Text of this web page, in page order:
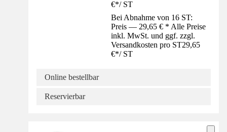
€*/ ST
Bei Abnahme von 16 ST:
Preis — 29,65 € * Alle Preise
inkl. MwSt. und ggf. zzgl.
Versandkosten pro ST29,65
€*/ ST
Online bestellbar
Reservierbar